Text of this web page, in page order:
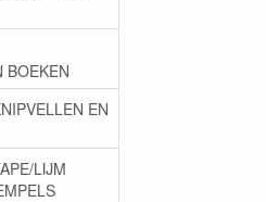
BOEKEN
EN
LIJM